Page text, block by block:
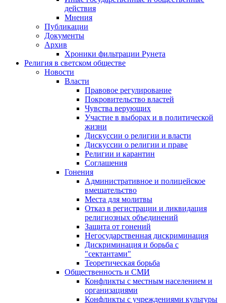
действия
Мнения
Публикации
Документы
Архив
Хроники фильтрации Рунета
Религия в светском обществе
Новости
Власти
Правовое регулирование
Покровительство властей
Чувства верующих
Участие в выборах и в политической
жизни
Дискуссии о религии и власти
Дискуссии о религии и праве
Религии и карантин
Соглашения
Гонения
Административное и полицейское
вмешательство
Места для молитвы
Отказ в регистрации и ликвидация
религиозных объединений
Защита от гонений
Негосударственная дискриминация
Дискриминация и борьба с
"сектантами"
Теоретическая борьба
Общественность и СМИ
Конфликты с местным населением и
организациями
Конфликты с учреждениями культуры